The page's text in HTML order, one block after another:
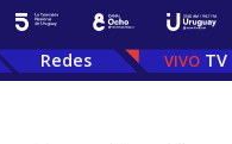
Redes TV